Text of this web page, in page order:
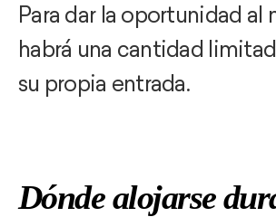
Para dar la oportunidad
habrá una cantidad
su propia entrada.
Dónde alojarse